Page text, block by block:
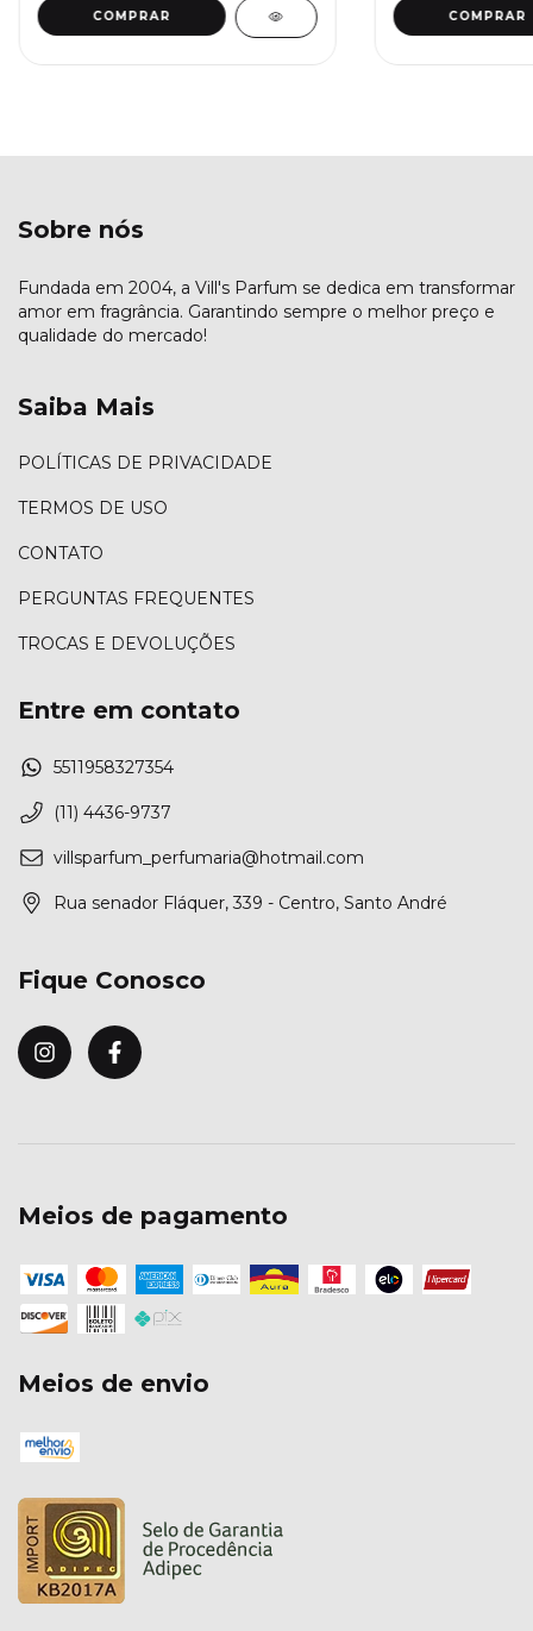
Sobre nós
Fundada em 2004, a Vill's Parfum se dedica em transformar
amor em fragrância. Garantindo sempre o melhor preço e
qualidade do mercado!
Saiba Mais
POLÍTICAS DE PRIVACIDADE
TERMOS DE USO
CONTATO
PERGUNTAS FREQUENTES
TROCAS E DEVOLUÇÕES
Entre em contato
5511958327354
(11) 4436-9737
villsparfum_perfumaria@hotmail.com
Rua senador Fláquer, 339 - Centro, Santo André
Fique Conosco
Meios de pagamento
Meios de envio